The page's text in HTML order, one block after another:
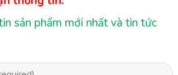
sản phẩm mới nhất và tin tức